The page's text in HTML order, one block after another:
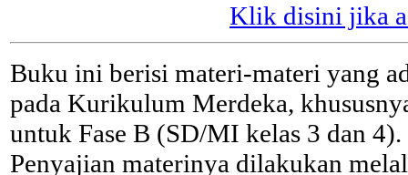
Klik disini jika
Buku ini berisi materi-materi yang
pada Kurikulum Merdeka,
untuk Fase B (SD/MI kelas 3 dan 4).
Penyajian materinya dilakukan